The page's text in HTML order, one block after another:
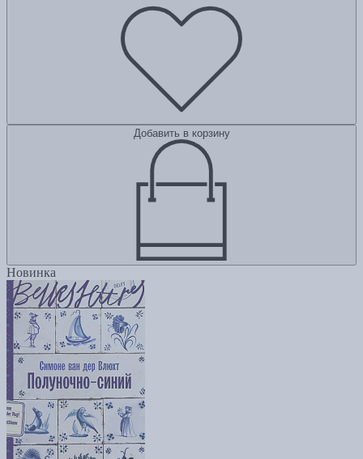
Добавить в корзину
Новинка